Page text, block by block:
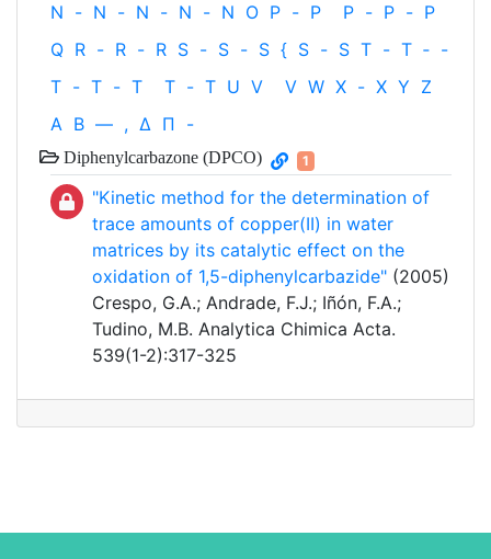
N - N - N - N - N O P - P P - P - P
Q R - R - R S - S - S { S - S T - T ‐ -
T - T - T T - T U V V W X - X Y Z
Α Β — , Δ Π -
Diphenylcarbazone (DPCO) 1
"Kinetic method for the determination of
trace amounts of copper(II) in water
matrices by its catalytic effect on the
oxidation of 1,5-diphenylcarbazide" (2005)
Crespo, G.A.; Andrade, F.J.; Iñón, F.A.;
Tudino, M.B. Analytica Chimica Acta.
539(1-2):317-325